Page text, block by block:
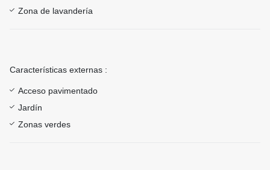
Zona de lavandería
Características externas :
Acceso pavimentado
Jardín
Zonas verdes